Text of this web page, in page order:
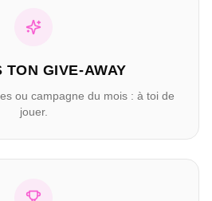
TON GIVE-AWAY
ou campagne du mois : à toi de
jouer.